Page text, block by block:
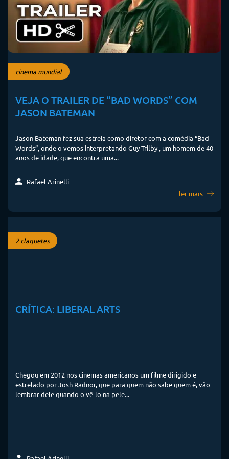
cinema mundial
VEJA O TRAILER DE “BAD WORDS” COM
JASON BATEMAN
Jason Bateman fez sua estreia como diretor com a comédia “Bad
Words”, onde o vemos interpretando Guy Trilby , um homem de 40
anos de idade, que encontra uma...
Rafael Arinelli
ler mais
2 claquetes
CRÍTICA: LIBERAL ARTS
Chegou em 2012 nos cinemas americanos um filme dirigido e
estrelado por Josh Radnor, que para quem não sabe quem é, vão
lembrar dele quando o vê-lo na pele...